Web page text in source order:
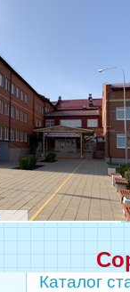
Каталог